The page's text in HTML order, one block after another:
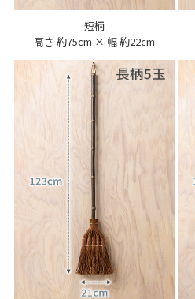
短柄
高さ 約75cm × 幅 約22cm